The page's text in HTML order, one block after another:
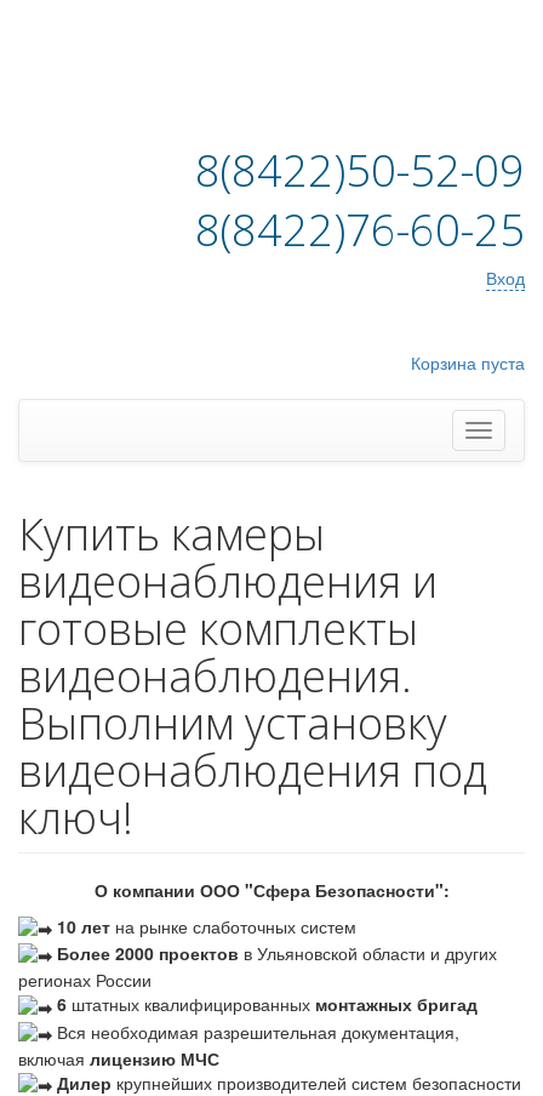
8(8422)50-52-09
8(8422)76-60-25
Вход
Корзина пуста
Купить камеры
видеонаблюдения и
готовые комплекты
видеонаблюдения.
Выполним установку
видеонаблюдения под
ключ!
О компании ООО "Сфера Безопасности":
10 лет на рынке слаботочных систем
Более 2000 проектов в Ульяновской области и других
регионах России
6 штатных квалифицированных монтажных бригад
Вся необходимая разрешительная документация,
включая лицензию МЧС
Дилер крупнейших производителей систем безопасности